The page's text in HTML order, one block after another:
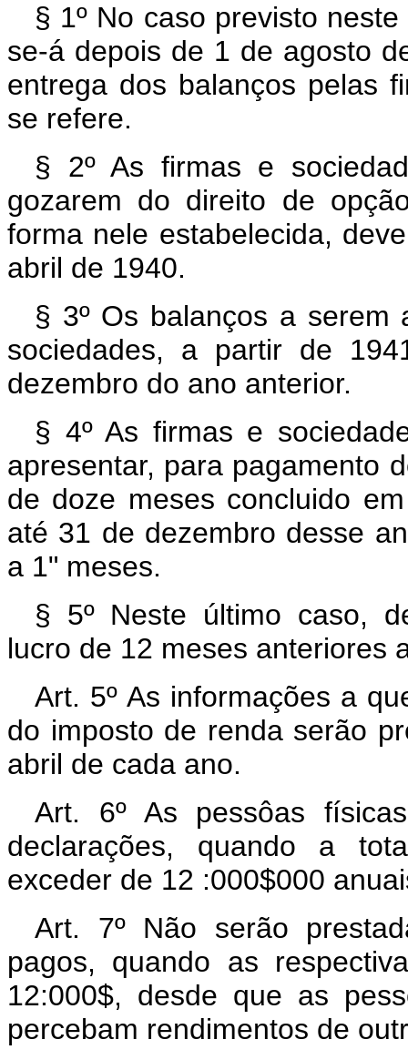
§ 1º No caso previsto
se-á depois de 1 de agosto
entrega dos balanços pelas
se refere.
§ 2º As firmas e
gozarem do direito de
forma nele estabelecida,
abril de 1940.
§ 3º Os balanços a serem
sociedades, a partir de
dezembro do ano anterior.
§ 4º As firmas e
apresentar, para pagamento
de doze meses concluido
até 31 de dezembro desse
a 1" meses.
§ 5º Neste último caso,
lucro de 12 meses anteriores
Art. 5º As informações a
do imposto de renda serão
abril de cada ano.
Art. 6º As pessôas
declarações, quando a
exceder de 12 :000$000
Art. 7º Não serão
pagos, quando as
12:000$, desde que as
percebam rendimentos de